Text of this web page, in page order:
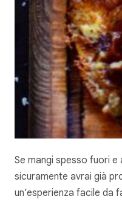
Se mangi spesso fuori
sicuramente avrai già
un’esperienza facile da